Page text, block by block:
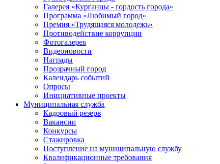
Галерея «Курганцы - гордость города»
Программа «Любимый город»
Премия «Трудящаяся молодежь»
Противодействие коррупции
Фотогалерея
Видеоновости
Награды
Прозрачный город
Календарь событий
Опросы
Инициативные проекты
Муниципальная служба
Кадровый резерв
Вакансии
Конкурсы
Стажировка
Поступление на муниципальную службу
Квалификационные требования